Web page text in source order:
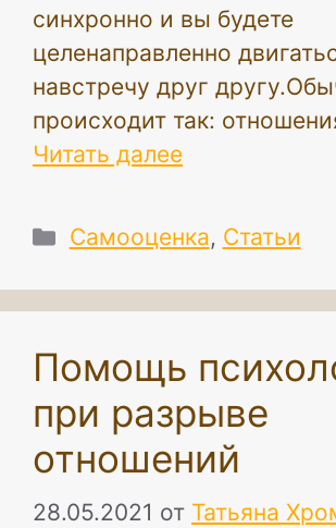
синхронно и вы будете
целенаправленно
навстречу друг
происходит так:
Читать далее
Рубрики
Самооценка, Статьи
Помощь
при разрыве
отношений
28.05.2021 от Татьяна